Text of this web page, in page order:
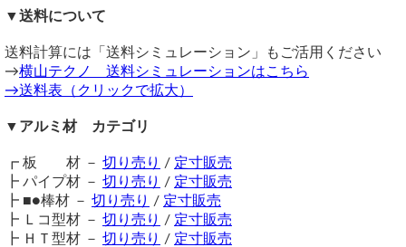
購入材料価格は希望切断寸法重量による価格となります。
ただし板厚により単価倍率、切断サイズにより周囲カット費
が違います。
※ドーナツ板の内径が板厚より小さい場合、手作業での穴あ
【30Φ以下の場合】
アルミ板(A5052)円形 ドーナッツ板 （11～30φ）任意円径寸
法レーザーカット
上記ページよりご注文ください。
ーカット
⇒ 鉄 ドーナッツ円形板(SS400) レーザーカット
⇒ ステンレス(SUS304)円形 ドーナッツ板 レーザーカット
梱包・送料（610円）レターパックライト（ポスト投函便）
【合計金額：14,570円】税込 総重量：0.304kg
横山テクノ（ 2025/11/17 ）
アルミドーナッツ板見積もり依頼
アルミ板(A5052)円形 ドーナッツ板
厚み 3mm
円盤外径 155mm
円盤内径 115mm
Φ140mm に均等に4穴 6M
Φ130mm に均等に4穴 6M(φ140とは45度傾斜）
銀行振込で支払います。
メーカー見積となります。
図面をお送りください。
▼送料について
送料計算には「送料シミュレーション」もご活用ください
→横山テクノ 送料シミュレーションはこちら
→送料表（クリックで拡大）
▼アルミ材 カテゴリ
┏ 板 材 － 切り売り / 定寸販売
┣ パイプ材 － 切り売り / 定寸販売
┣ ■●棒材 － 切り売り / 定寸販売
┣ Ｌコ型材 － 切り売り / 定寸販売
┣ ＨＴ型材 － 切り売り / 定寸販売